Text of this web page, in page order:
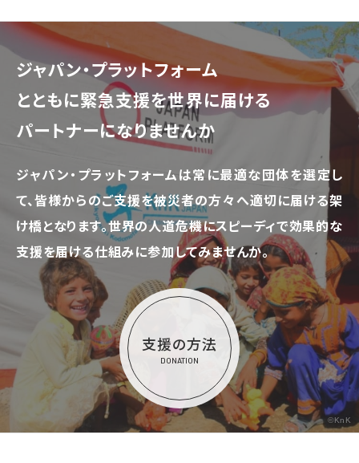
ジャパン・プラットフォーム
とともに緊急支援を世界に届ける
パートナーになりませんか
ジャパン・プラットフォームは常に最適な団体を選定し
て、皆様からのご支援を被災者の方々へ適切に届ける架
け橋となります。世界の人道危機にスピーディで効果的な
支援を届ける仕組みに参加してみませんか。
支援の方法
DONATION
©KnK